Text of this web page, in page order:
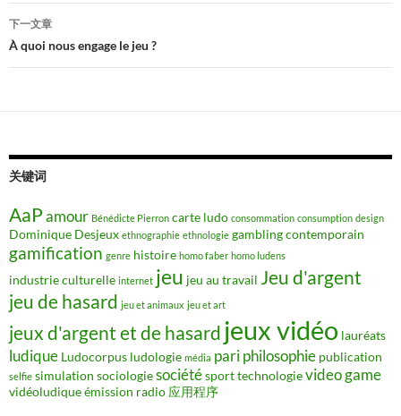
导
航
下一文章
À quoi nous engage le jeu ?
关键词
AaPamour Bénédicte Pierron carte ludo consommation consumption design
Dominique Desjeux ethnographie ethnologie gambling contemporain
gamification genre histoire homo faber homo ludens
industrie culturelle internet jeu jeu au travail Jeu d'argent
jeu de hasard jeu et animaux jeu et art
jeux d'argent et de hasard jeux vidéo lauréats
ludique Ludocorpus ludologie média pariphilosophie publication
selfie simulation sociologiesociétésporttechnologievideo game
vidéoludiqueémission radio 应用程序